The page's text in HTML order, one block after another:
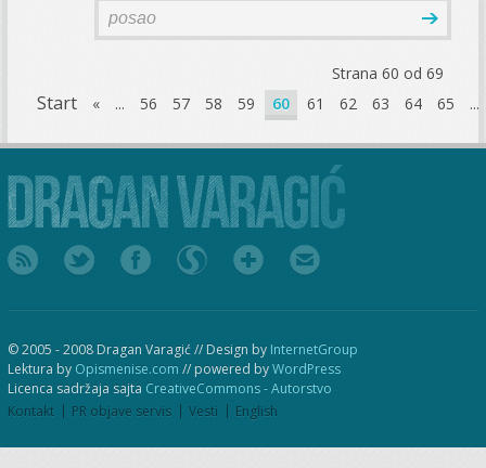
Strana 60 od 69
Start « ... 56 57 58 59 60 61 62 63 64 65 ...
© 2005 - 2008 Dragan Varagić // Design by InternetGroup
Lektura by Opismenise.com // powered byWordPress
Licenca sadržaja sajta CreativeCommons - Autorstvo
Kontakt
PR objave servis Vesti English